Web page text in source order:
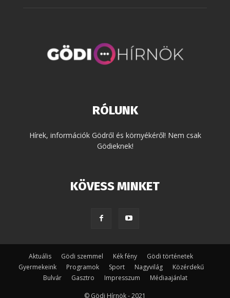
RÓLUNK
Hírek, információk Gödről és környékéről! Nem csak
Gödieknek!
KÖVESS MINKET
Aktuális Gödi szemmel Kék fény
Gödi történetek
Gyermekeink
Programok Sport Nagyvilág
Közérdekű
Bulvár
Gasztro Impresszum Médiaajánlat
© Gödi Hírnök - 2021